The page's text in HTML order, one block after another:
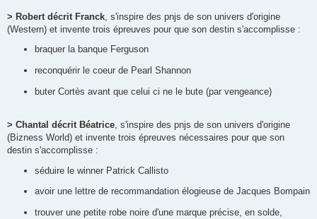
> Robert décrit Franck , s'inspire des pnjs de son univers d'origine
(Western) et invente trois épreuves pour que son destin s'accomplisse :
braquer la banque Ferguson
reconquérir le coeur de Pearl Shannon
buter Cortès avant que celui ci ne le bute (par vengeance)
> Chantal décrit Béatrice, s'inspire des pnjs de son univers d'origine
(Bizness World) et invente trois épreuves nécessaires pour que son
destin s'accomplisse :
séduire le winner Patrick Callisto
avoir une lettre de recommandation élogieuse de Jacques Bompain
trouver une petite robe noire d'une marque précise, en solde,